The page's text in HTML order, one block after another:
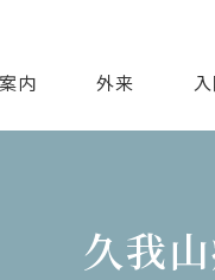
内 外来
久我